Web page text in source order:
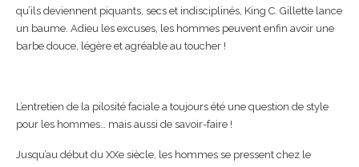
qu’ils deviennent piquants, secs et indisciplinés, King C. Gillette lance
un baume. Adieu les excuses, les hommes peuvent enfin avoir une
barbe douce, légère et agréable au toucher !
L’entretien de la pilosité faciale a toujours été une question de style
pour les hommes… mais aussi de savoir-faire !
Jusqu’au début du XXe siècle, les hommes se pressent chez le